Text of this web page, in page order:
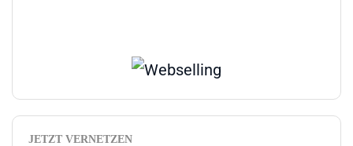
JETZT VERNETZEN